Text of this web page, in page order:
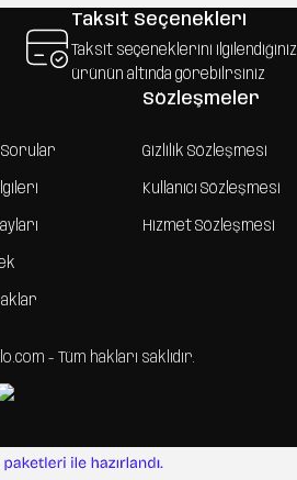
Taksit Seçenekleri
Taksit seçeneklerini ilgilendiğiniz
ürünün altında görebilrsiniz
Sorular
Sözleşmeler
Gizlilik Sözleşmesi
Kullanıcı Sözleşmesi
Hizmet Sözleşmesi
- Tüm hakları saklıdır.
e-